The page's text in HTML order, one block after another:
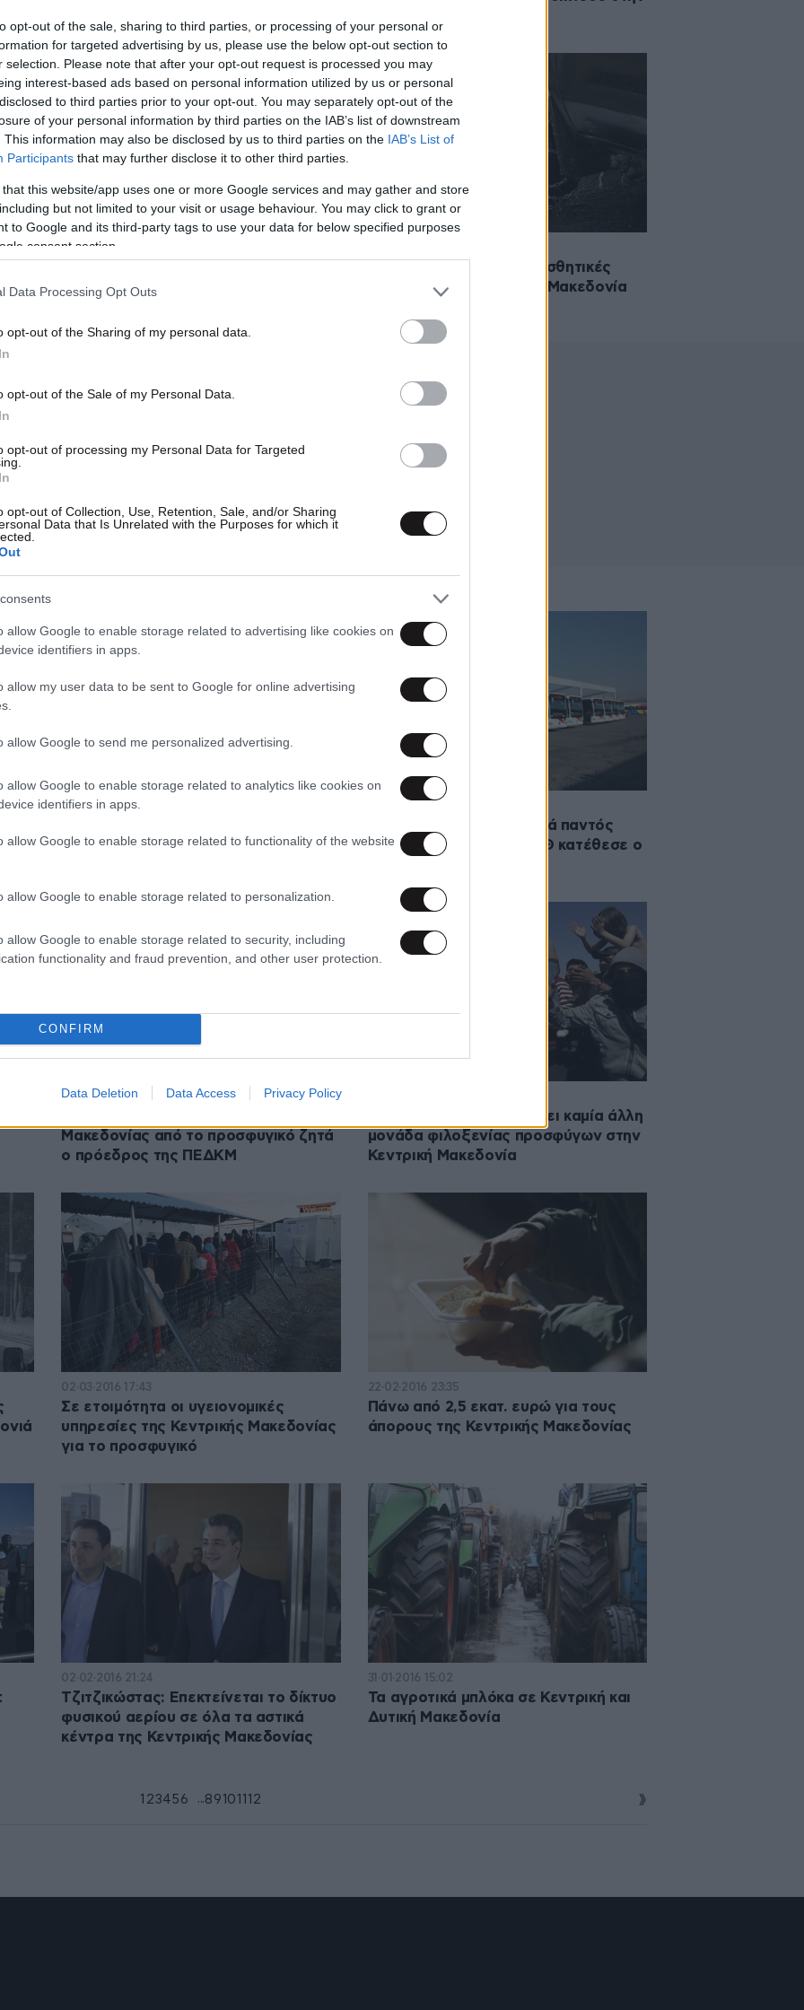
opt-out of the sale, sharing to third parties, or processing of your personal or
for targeted advertising by us, please use the below opt-out section to
selection. Please note that after your opt-out request is processed you may
interest-based ads based on personal information utilized by us or personal
to third parties prior to your opt-out. You may separately opt-out of the
of your personal information by third parties on the IAB’s list of downstream
This information may also be disclosed by us to third parties on the IAB’s List of
Participants that may further disclose it to other third parties.
that this website/app uses one or more Google services and may gather and store
but not limited to your visit or usage behaviour. You may click to grant or
to Google and its third-party tags to use your data for below specified purposes
consent section.
Data Processing Opt Outs
opt-out of the Sharing of my personal data.
opt-out of the Sale of my Personal Data.
opt-out of processing my Personal Data for Targeted
opt-out of Collection, Use, Retention, Sale, and/or Sharing
Data that Is Unrelated with the Purposes for which it
allow Google to enable storage related to advertising like cookies on
identifiers in apps.
allow my user data to be sent to Google for online advertising
allow Google to send me personalized advertising.
allow Google to enable storage related to analytics like cookies on
identifiers in apps.
allow Google to enable storage related to functionality of the website
allow Google to enable storage related to personalization.
allow Google to enable storage related to security, including
functionality and fraud prevention, and other user protection.
CONFIRM
Data Deletion Data Access Privacy Policy
09·01·2017 23:09
ο χιονιάς στην Κεντρική Μακεδονία
Πού χρειάζονται αντιολισθητικές
αλυσίδες στην Κεντρική Μακεδονία
03·01·2017 21:53
Κεντρική Μακεδονία
Μηνυτήρια αναφορά κατά παντός
υπευθύνου για τον ΟΑΣΘ κατέθεσε ο
30·05·2016 19:57
Μακεδονίας από το προσφυγικό ζητά
ο πρόεδρος της ΠΕΔΚΜ
Ένωση Δήμων: Να μη γίνει καμία άλλη
μονάδα φιλοξενίας προσφύγων στην
Κεντρική Μακεδονία
02·03·2016 17:43
Σε ετοιμότητα οι υγειονομικές
υπηρεσίες της Κεντρικής Μακεδονίας
για το προσφυγικό
22·02·2016 23:35
Πάνω από 2,5 εκατ. ευρώ για τους
άπορους της Κεντρικής Μακεδονίας
02·02·2016 21:24
Τζιτζικώστας: Επεκτείνεται το δίκτυο
φυσικού αερίου σε όλα τα αστικά
κέντρα της Κεντρικής Μακεδονίας
31·01·2016 15:02
Τα αγροτικά μπλόκα σε Κεντρική και
Δυτική Μακεδονία
1 234 5 6 ...8 9 10 11 12